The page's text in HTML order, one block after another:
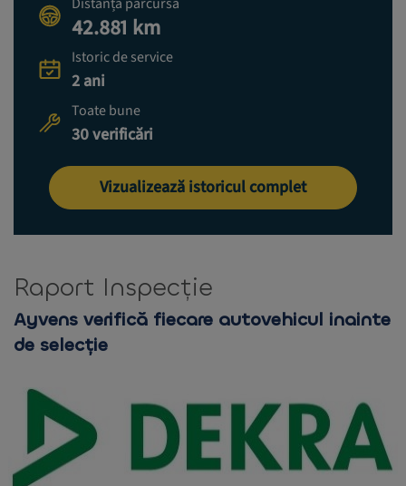
42.881 km
Istoric de service
2 ani
Toate bune
30 verificări
Vizualizează istoricul complet
Raport Inspecție
Ayvens verifică fiecare autovehicul inainte
de selecție